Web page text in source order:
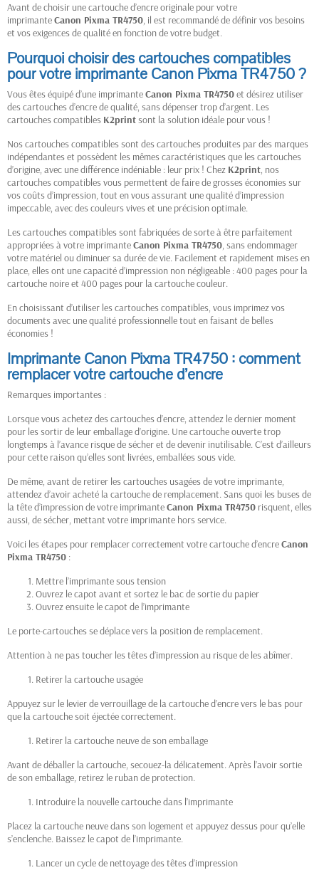
Avant de choisir une cartouche d’encre originale pour votre
imprimanteCanon Pixma TR4750, il est recommandé de définir vos besoins
et vos exigences de qualité en fonction de votre budget.
Pourquoi choisir des cartouches compatibles
pour votre imprimante Canon Pixma TR4750 ?
Vous êtes équipé d’une imprimanteCanon Pixma TR4750et désirez utiliser
des cartouches d’encre de qualité, sans dépenser trop d’argent. Les
cartouches compatibles K2print sont la solution idéale pour vous !
Nos cartouches compatibles sont des cartouches produites par des marques
indépendantes et possèdent les mêmes caractéristiques que les cartouches
d’origine, avec une différence indéniable : leur prix ! Chez K2print, nos
cartouches compatibles vous permettent de faire de grosses économies sur
vos coûts d’impression, tout en vous assurant une qualité d’impression
impeccable, avec des couleurs vives et une précision optimale.
Les cartouches compatibles sont fabriquées de sorte à être parfaitement
appropriées à votre imprimanteCanon Pixma TR4750, sans endommager
votre matériel ou diminuer sa durée de vie. Facilement et rapidement mises en
place, elles ont une capacité d’impression non négligeable : 400 pages pour la
cartouche noire et 400 pages pour la cartouche couleur.
En choisissant d’utiliser les cartouches compatibles, vous imprimez vos
documents avec une qualité professionnelle tout en faisant de belles
économies !
Imprimante Canon Pixma TR4750 : comment
remplacer votre cartouche d’encre
Remarques importantes :
Lorsque vous achetez des cartouches d’encre, attendez le dernier moment
pour les sortir de leur emballage d’origine. Une cartouche ouverte trop
longtemps à l’avance risque de sécher et de devenir inutilisable. C’est d’ailleurs
pour cette raison qu’elles sont livrées, emballées sous vide.
De même, avant de retirer les cartouches usagées de votre imprimante,
attendez d’avoir acheté la cartouche de remplacement. Sans quoi les buses de
la tête d’impression de votre imprimanteCanon Pixma TR4750 risquent, elles
aussi, de sécher, mettant votre imprimante hors service.
Voici les étapes pour remplacer correctement votre cartouche d’encreCanon
Pixma TR4750 :
Mettre l’imprimante sous tension
Ouvrez le capot avant et sortez le bac de sortie du papier
Ouvrez ensuite le capot de l’imprimante
Le porte-cartouches se déplace vers la position de remplacement.
Attention à ne pas toucher les têtes d’impression au risque de les abîmer.
Retirer la cartouche usagée
Appuyez sur le levier de verrouillage de la cartouche d’encre vers le bas pour
que la cartouche soit éjectée correctement.
Retirer la cartouche neuve de son emballage
Avant de déballer la cartouche, secouez-la délicatement. Après l’avoir sortie
de son emballage, retirez le ruban de protection.
Introduire la nouvelle cartouche dans l’imprimante
Placez la cartouche neuve dans son logement et appuyez dessus pour qu’elle
s’enclenche. Baissez le capot de l’imprimante.
Lancer un cycle de nettoyage des têtes d’impression